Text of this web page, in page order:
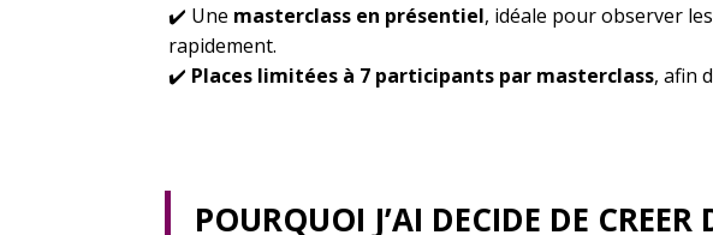
✔️ Une masterclass en présentiel, idéale pour observer
rapidement.
✔️ Places limitées à 7 participants par masterclass, afin
POURQUOI J’AI DECIDE DE CREER